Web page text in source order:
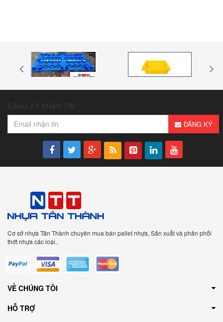
ĐĂNG KÝ
Cơ sở nhựa Tân Thành chuyên mua bán pallet nhựa, Sản xuất và phân phối
thớt nhựa các loại..
VỀ CHÚNG TÔI
HỖ TRỢ